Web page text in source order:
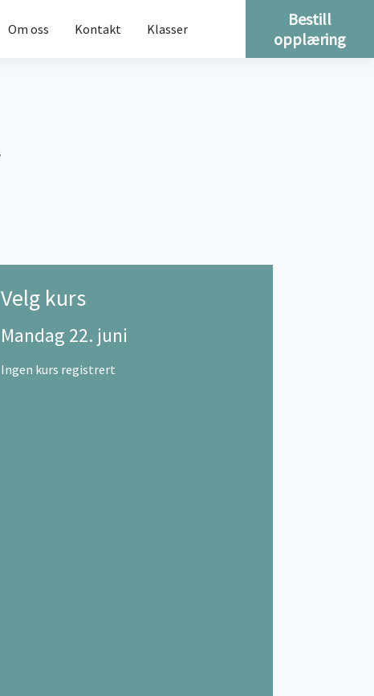
Om oss Kontakt Klasser
Bestill
opplæring
Velg kurs
Mandag 22. juni
Ingen kurs registrert